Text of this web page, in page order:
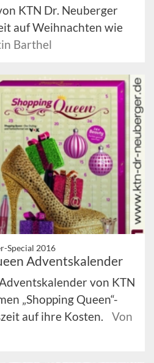
KTN Dr. Neuberger
auf Weihnachten wie
Barthel
Special 2016
Adventskalender
von KTN
„Shopping Queen“-
auf ihre Kosten.
Von